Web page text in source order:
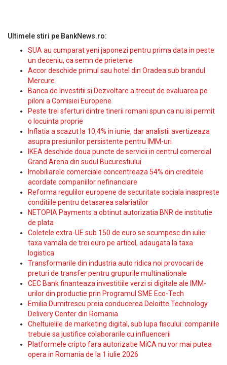
Ultimele stiri pe BankNews.ro:
SUA au cumparat yeni japonezi pentru prima data in peste
un deceniu, ca semn de prietenie
Accor deschide primul sau hotel din Oradea sub brandul
Mercure
Banca de Investitii si Dezvoltare a trecut de evaluarea pe
piloni a Comisiei Europene
Peste trei sferturi dintre tinerii romani spun ca nu isi permit
o locuinta proprie
Inflatia a scazut la 10,4% in iunie, dar analistii avertizeaza
asupra presiunilor persistente pentru IMM-uri
IKEA deschide doua puncte de servicii in centrul comercial
Grand Arena din sudul Bucurestiului
Imobiliarele comerciale concentreaza 54% din creditele
acordate companiilor nefinanciare
Reforma regulilor europene de securitate sociala inaspreste
conditiile pentru detasarea salariatilor
NETOPIA Payments a obtinut autorizatia BNR de institutie
de plata
Coletele extra-UE sub 150 de euro se scumpesc din iulie:
taxa vamala de trei euro pe articol, adaugata la taxa
logistica
Transformarile din industria auto ridica noi provocari de
preturi de transfer pentru grupurile multinationale
CEC Bank finanteaza investitiile verzi si digitale ale IMM-
urilor din productie prin Programul SME Eco-Tech
Emilia Dumitrescu preia conducerea Deloitte Technology
Delivery Center din Romania
Cheltuielile de marketing digital, sub lupa fiscului: companiile
trebuie sa justifice colaborarile cu influencerii
Platformele cripto fara autorizatie MiCA nu vor mai putea
opera in Romania de la 1 iulie 2026